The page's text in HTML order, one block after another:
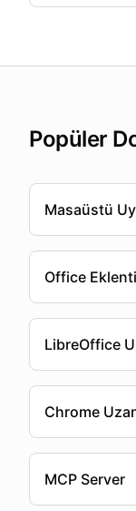
Popüler
Masaüstü
Office
LibreOffice
Chrome
MCP Server